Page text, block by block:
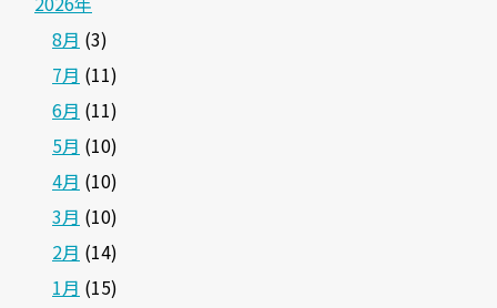
8月 (3)
7月 (11)
6月 (11)
5月 (10)
4月 (10)
3月 (10)
2月 (14)
1月 (15)